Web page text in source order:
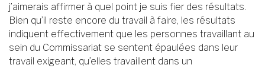
j’aimerais affirmer à quel point je suis fier des résultats.
Bien qu’il reste encore du travail à faire, les résultats
indiquent effectivement que les personnes travaillant au
sein du Commissariat se sentent épaulées dans leur
travail exigeant, qu’elles travaillent dans un